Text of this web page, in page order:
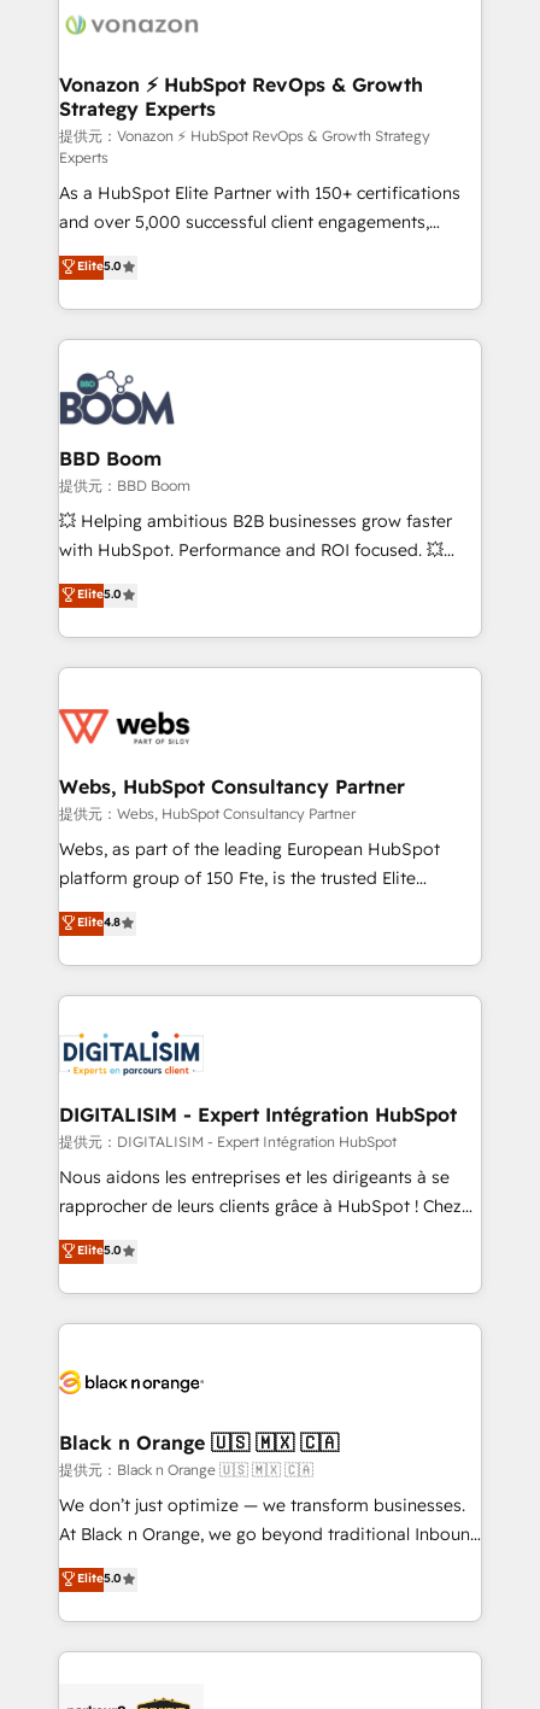
delà d’une simple transformation digitale et des
➤ L’intégration de CRM et de méthodologie RevOps
pour aligner les équipes marketing, commerciales et
support client (data migration, synchronisation API,
audit et maintenance) ➤ La création de sites internet
de conversion qui transforment les visiteurs en
opportunités d'affaires ➤ La mise en place de
stratégies d'acquisition marketing (SEO, SEA,
inbound, automatisation marketing, ABM, IA,
emailing) Informations clés : - 10 ans d'expérience -
100+ intégrations CRM HubSpot réussies - 40
experts conseil - 150 certifications HubSpot
cumulées
Vonazon ⚡ HubSpot RevOps & Growth
Strategy Experts
提供元：Vonazon ⚡ HubSpot RevOps & Growth Strategy
Experts
As a HubSpot Elite Partner with 150+ certifications
and over 5,000 successful client engagements,
Vonazon turns marketing complexity into
measurable, scalable growth. From onboarding to
enterprise-grade campaigns, our in-house team
builds scalable strategies that drive long-term
revenue. ⚙️ HubSpot Integration & Optimization •
Seamless CRM, CMS, and automation setup •
Complex platform migrations and data cleanups •
Custom APIs and third-party integrations 📈 End-to-
End Revenue Acceleration • Lifecycle marketing and
pipeline growth programs • Sales enablement tools
and CRM optimization • Retention strategies with
Execution • 750+ onboardings and 2,000+
implementations • Deep expertise across marketing,
Elite5.0
BBD Boom
提供元：BBD Boom
💥 Helping ambitious B2B businesses grow faster
with HubSpot. Performance and ROI focused. 💥
BBD Boom is the HubSpot partner that can help you
to HubSpot Better. We work with your teams to
solve all your HubSpot challenges and improve user
adoption, sales process and marketing results.
the first time 🔧 Designing and optimising your
and build using HubSpot 🔌 Integrating HubSpot
with other systems 🎓 Training your teams to be
HubSpot pros 📊 Lead generation services using
HubSpot Why us? - SIX HubSpot Accreditations -
CRM, Solutions Architecture, Onboarding , Data
Migration, Custom Integration & Platform
team of 25+ experts Contact us today to help you
get more from your investment in HubSpot.
Elite5.0
Webs, HubSpot Consultancy Partner
提供元：Webs, HubSpot Consultancy Partner
Webs, as part of the leading European HubSpot
platform group of 150 Fte, is the trusted Elite
HubSpot CRM Partner offering you a roadmap on
maximizing EBITDA and achieving Commercial
Excellence. With our targeted processes, we
strengthen your digital transformation and minimize
Implementation partner, we provide expertise to
drive your business forward. Since 2015 we are fully
dedicated to HubSpot and with an experienced
team (50+), we work with reputable companies in
B2B sectors such as manufacturing, SaaS and
business services. We prepare a customized
impact of your digital transformation, including a
detailed financial rationale with a focus on ROI and
embark on a transformational journey that sets your
business up for long-term success. Unlock your
business. If not now, when?
Elite4.8
DIGITALISIM - Expert Intégration HubSpot
提供元：DIGITALISIM - Expert Intégration HubSpot
Nous aidons les entreprises et les dirigeants à se
rapprocher de leurs clients grâce à HubSpot ! Chez
DIGITALISIM, nous avons l'intime conviction que la
réussite des entreprises passe par l’innovation web,
le marketing digital, et la relation client ! C'est
pourquoi, nos experts sont à la fois capables de
référencement, votre stratégie digitale et le pilotage
projet HubSpot avec DIGITALISIM : 🧽 Nettoyage,
migration et intégration des bases de données. 🚀
Développement des interfaces avec vos logiciels
métiers ⚙️ Configuration de la plateforme HubSpot
Book Process & Guidelines utilisateurs 🎓
Formations des utilisateurs
Elite5.0
Black n Orange 🇺🇸 🇲🇽 🇨🇦
提供元：Black n Orange 🇺🇸 🇲🇽 🇨🇦
We don’t just optimize — we transform businesses.
At Black n Orange, we go beyond traditional Inbound
Marketing with our exclusive methodologies:
BOOMS and BOOST. Together, they form a powerful
combination that has driven success for over 800
businesses worldwide. As Elite HubSpot Partners, we
Elite5.0